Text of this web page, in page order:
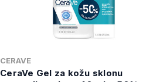
CERAVE
CeraVe Gel za kožu sklonu